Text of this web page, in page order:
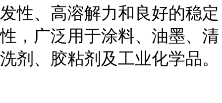
发性、高溶解力和良好的稳定
性，广泛用于涂料、油墨、清
洗剂、胶粘剂及工业化学品。